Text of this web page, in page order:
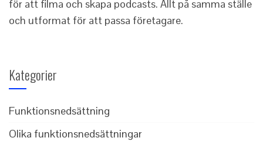
för att filma och skapa podcasts. Allt på samma ställe
och utformat för att passa företagare.
Kategorier
Funktionsnedsättning
Olika funktionsnedsättningar